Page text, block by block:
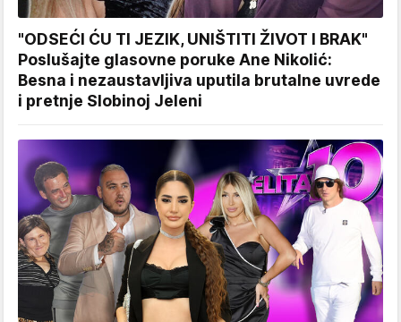
"ODSEĆI ĆU TI JEZIK, UNIŠTITI ŽIVOT I BRAK"
Poslušajte glasovne poruke Ane Nikolić:
Besna i nezaustavljiva uputila brutalne uvrede
i pretnje Slobinoj Jeleni